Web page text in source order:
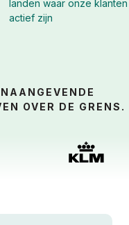
OVER DE GRENS.